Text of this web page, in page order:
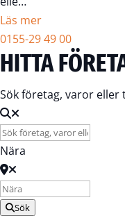
Läs mer
0155-29 49 00
HITTA
Sök företag, varor eller
Nära
Sök